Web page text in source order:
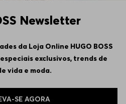
Newsletter
da Loja Online HUGO BOSS
exclusivos, trends de
vida e moda.
SE AGORA